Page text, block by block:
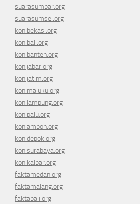
suarasumbar.org
suarasumsel.org
konibekasi.org
konibali.org
konibanten.org
konijabar.org
konijatim.org
konimaluku.org
konilampung.org
konipalu.org
koniambon.org
konidepok.org
konisurabaya.org
konikalbar.org
faktamedan.org
faktamalang.org
faktabali.org